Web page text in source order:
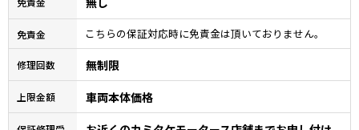
免責金 こちらの保証対応時に免責金は頂いておりません。
修理回数 無制限
上限金額 車両本体価格